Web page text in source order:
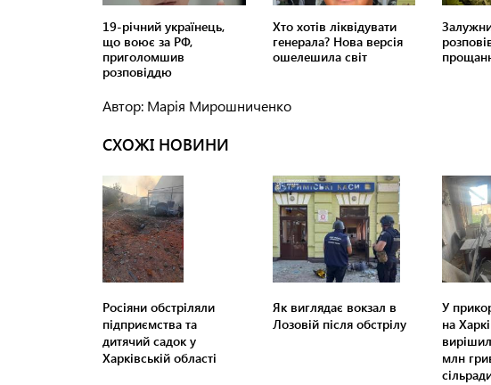
Автор: Марія Мирошниченко
СХОЖІ НОВИНИ
Росіяни обстріляли
підприємства та
дитячий садок у
Харківській області
Як виглядає вокзал в
Лозовій після обстрілу
У
на
млн